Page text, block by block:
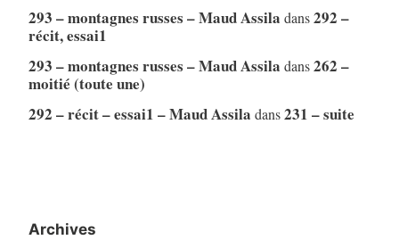
293 – montagnes russes – Maud Assila dans292 –
récit, essai1
293 – montagnes russes – Maud Assila dans262 –
moitié (toute une)
292 – récit – essai1 – Maud Assila dans231 – suite
Archives